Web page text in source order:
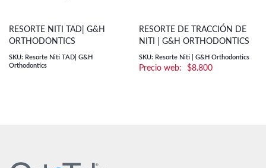
RESORTE NITI TAD| G&H
ORTHODONTICS
SKU: Resorte Niti TAD| G&H
Orthodontics
RESORTE DE TRACCIÓN DE
NITI | G&H ORTHODONTICS
SKU: Resorte Niti | G&H Orthodontics
$8.800